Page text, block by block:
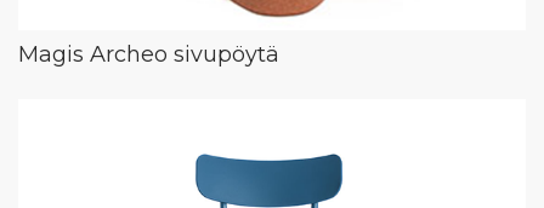
Magis Archeo sivupöytä